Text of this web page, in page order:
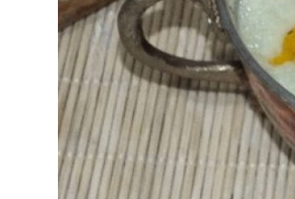
Anne & Bebek Beslenmesi
Mutfak Sırları & Teknikler
Gıda Sözlüğü & Nedir?
Yemek Tarifleri & Menüler